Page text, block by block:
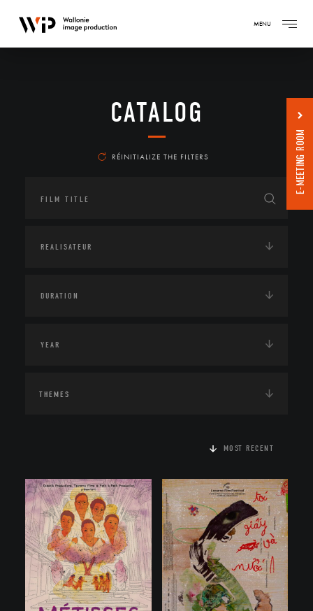
MENU
CATALOG
RÉINITIALIZE THE FILTERS
THEMES
MOST RECENT
E-MEETING ROOM